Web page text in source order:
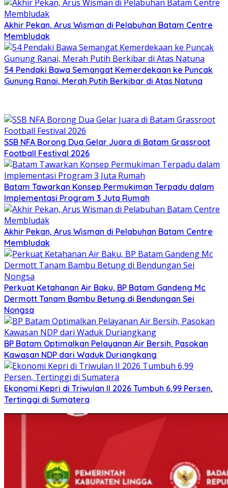
Akhir Pekan, Arus Wisman di Pelabuhan Batam Centre
Membludak
54 Pendaki Bawa Semangat Kemerdekaan ke Puncak
Gunung Ranai, Merah Putih Berkibar di Atas Natuna
SSB NFA Borong Dua Gelar Juara di Batam Grassroot
Football Festival 2026
Batam Tawarkan Konsep Permukiman Terpadu dalam
Implementasi Program 3 Juta Rumah
Akhir Pekan, Arus Wisman di Pelabuhan Batam Centre
Membludak
Perkuat Ketahanan Air Baku, BP Batam Gandeng Mc
Dermott Tanam Bambu Betung di Bendungan Sei
Nongsa
BP Batam Optimalkan Pelayanan Air Bersih, Pasokan
Kawasan NDP dari Waduk Duriangkang
Ekonomi Kepri di Triwulan II 2026 Tumbuh 6,99 Persen,
Tertinggi di Sumatera